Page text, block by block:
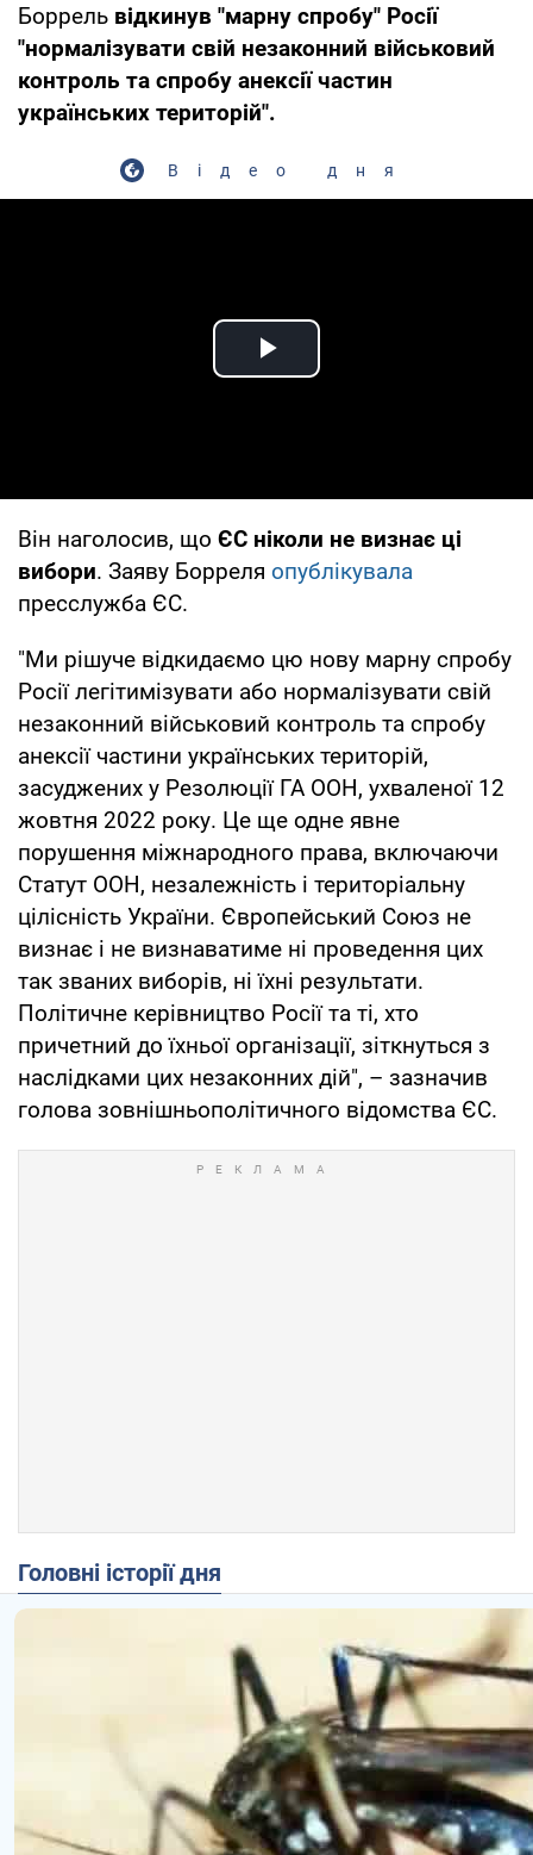
Боррель відкинув "марну спробу" Росії
"нормалізувати свій незаконний військовий
контроль та спробу анексії частин
українських територій".
Відео дня
Play Video
Він наголосив, що ЄС ніколи не визнає ці
вибори. Заяву Борреля опублікувала
пресслужба ЄС.
"Ми рішуче відкидаємо цю нову марну спробу
Росії легітимізувати або нормалізувати свій
незаконний військовий контроль та спробу
анексії частини українських територій,
засуджених у Резолюції ГА ООН, ухваленої 12
жовтня 2022 року. Це ще одне явне
порушення міжнародного права, включаючи
Статут ООН, незалежність і територіальну
цілісність України. Європейський Союз не
визнає і не визнаватиме ні проведення цих
так званих виборів, ні їхні результати.
Політичне керівництво Росії та ті, хто
причетний до їхньої організації, зіткнуться з
наслідками цих незаконних дій", – зазначив
голова зовнішньополітичного відомства ЄС.
Головні історії дня